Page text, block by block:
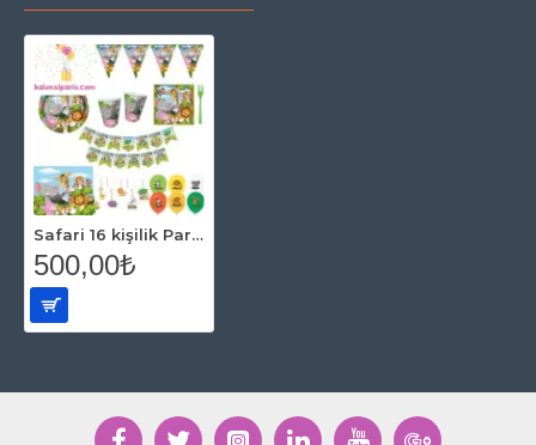
Safari 16 kişilik Parti Seti Hayvanlar
500,00₺